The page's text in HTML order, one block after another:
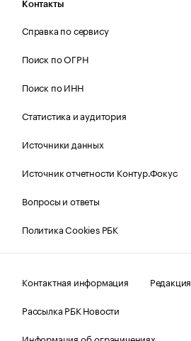
Контакты
Справка по сервису
Поиск по ОГРН
Поиск по ИНН
Статистика и аудитория
Источники данных
Источник отчетности Контур.Фокус
Вопросы и ответы
Политика Cookies РБК
Контактная информация
Редакция
Рассылка РБК Новости